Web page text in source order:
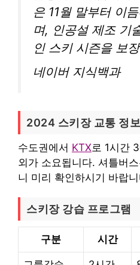
은 11월 말부터 이
며, 인공설 제조 기
인 스키 시즌을 보
네이버 지식백과
2024 스키장 교통 정보
수도권에서 KTX로 1시간
외가 소요됩니다. 셔틀버
니 미리 확인하시기 바랍
스키장 강습 프로그램
구분 시간